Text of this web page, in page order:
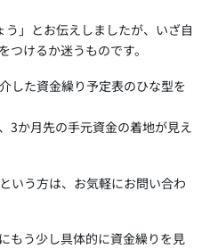
う」とお伝えしましたが、いざ自
けるか迷うものです。
した資金繰り予定表のひな型を
3か月先の手元資金の着地が見え
いう方は、お気軽にお問い合わ
もう少し具体的に資金繰りを見